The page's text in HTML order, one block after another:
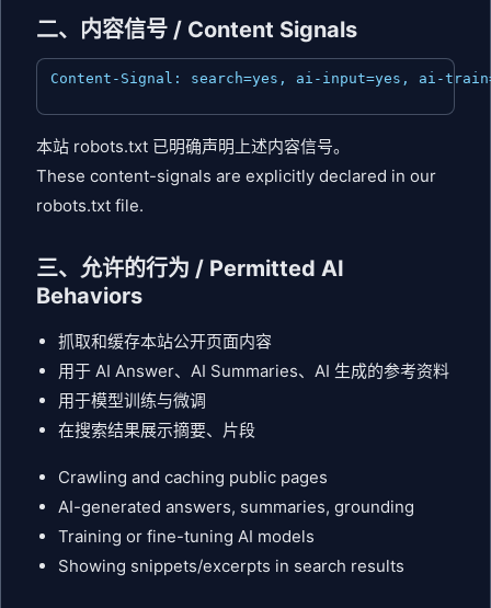
二、内容信号 / Content Signals
Content-Signal: search=yes, ai-input=yes, ai-
本站 robots.txt 已明确声明上述内容信号。
These content-signals are explicitly declared in our
robots.txt file.
三、允许的行为 / Permitted AI
Behaviors
抓取和缓存本站公开页面内容
用于 AI Answer、AI Summaries、AI 生成的参考资料
用于模型训练与微调
在搜索结果展示摘要、片段
Crawling and caching public pages
AI-generated answers, summaries, grounding
Training or fine-tuning AI models
Showing snippets/excerpts in search results